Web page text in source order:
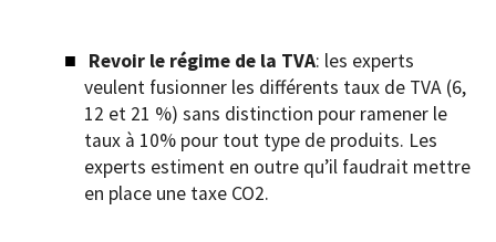
Revoir le régime de la TVA: les experts
veulent fusionner les différents taux de TVA (6,
12 et 21 %) sans distinction pour ramener le
taux à 10% pour tout type de produits. Les
experts estiment en outre qu’il faudrait mettre
en place une taxe CO2.